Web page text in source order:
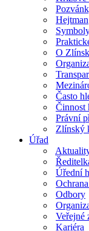
Hejtman
O
Často
Činnost
Právní
Zlínský
Úřad
Úřední
Odbory
Veřejné
Kariéra